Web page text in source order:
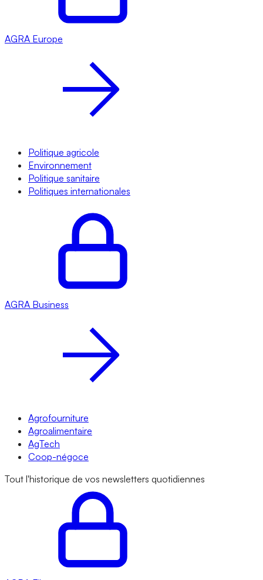
AGRA Europe
Politique agricole
Environnement
Politique sanitaire
Politiques internationales
AGRA Business
Agrofourniture
Agroalimentaire
AgTech
Coop-négoce
Tout l'historique de vos newsletters quotidiennes